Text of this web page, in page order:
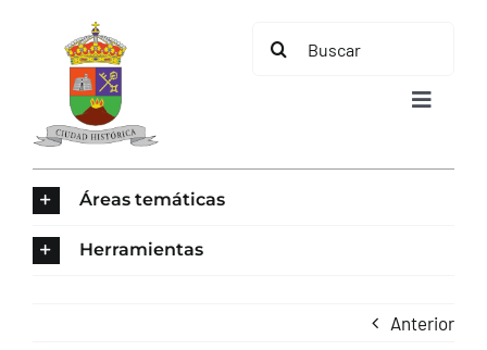
contenido
Buscar:
Toggle
Áreas temáticas
Herramientas
Anterior